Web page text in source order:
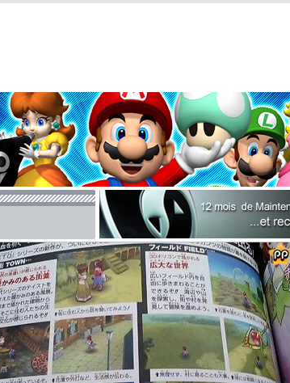
Galerie Nintendo DS liteTales Of The Tempest
Image n°4150